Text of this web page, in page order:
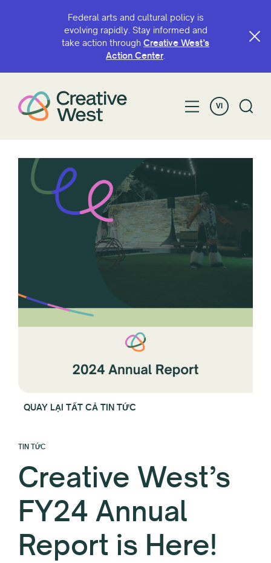
Federal arts and cultural policy is
evolving rapidly. Stay informed and
take action through Creative West’s
Action Center.
VI
QUAY LẠI TẤT CẢ TIN TỨC
TIN TỨC
Creative West’s
FY24 Annual
Report is Here!